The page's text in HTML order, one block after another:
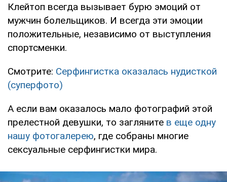
Клейтоп всегда вызывает бурю эмоций от
мужчин болельщиков. И всегда эти эмоции
положительные, независимо от выступления
спортсменки.
Смотрите: Серфингистка оказалась нудисткой
(суперфото)
А если вам оказалось мало фотографий этой
прелестной девушки, то загляните в еще одну
нашу фотогалерею, где собраны многие
сексуальные серфингистки мира.